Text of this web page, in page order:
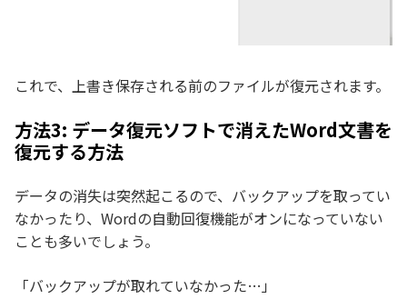
これで、上書き保存される前のファイルが復元されます。
方法3: データ復元ソフトで消えたWord文書を
復元する方法
データの消失は突然起こるので、バックアップを取ってい
なかったり、Wordの自動回復機能がオンになっていない
ことも多いでしょう。
「バックアップが取れていなかった…」